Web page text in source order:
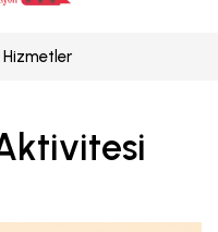
Hizmetler